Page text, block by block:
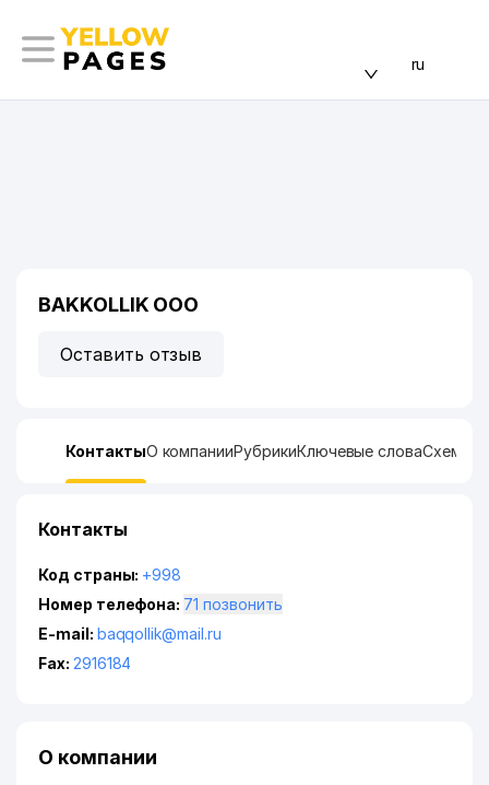
ru
BAKKOLLIK ООО
Оставить отзыв
КонтактыО компанииРубрикиКлючевые словаСхема
Контакты
Код страны: +998
Номер телефона:
71 позвонить
E-mail: baqqollik@mail.ru
Fax: 2916184
О компании